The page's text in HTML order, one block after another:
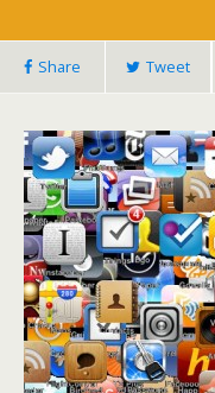
Share Tweet